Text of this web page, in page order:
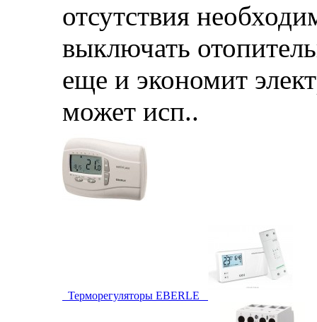
отсутствия
выключать
еще и экономит
может исп..
Терморегуляторы EBERLE